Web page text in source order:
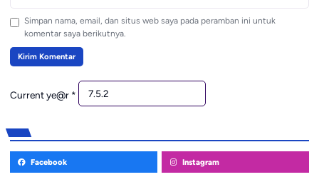
Simpan nama, email, dan situs web saya pada peramban ini untuk
komentar saya berikutnya.
Current ye@r *
Facebook Instagram